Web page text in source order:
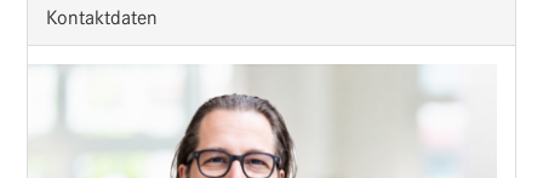
Kontaktdaten